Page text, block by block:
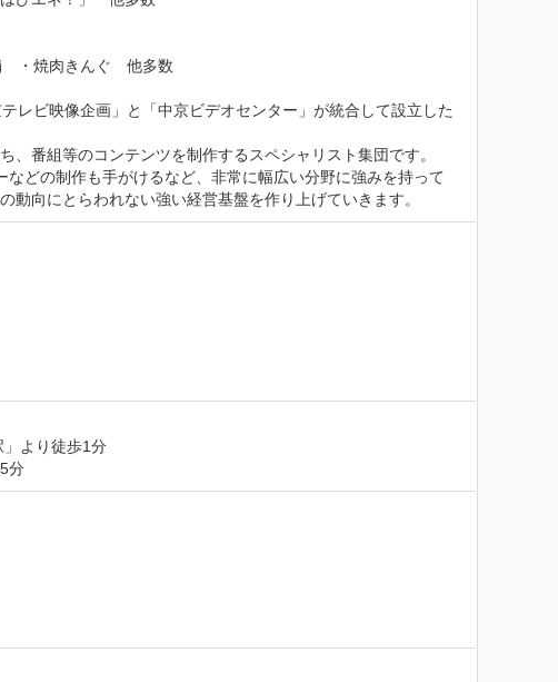
・焼肉きんぐ　他多数
レビ映像企画」と「中京ビデオセンター」が統合して設立した
番組等のコンテンツを制作するスペシャリスト集団です。
どの制作も手がけるなど、非常に幅広い分野に強みを持って
向にとらわれない強い経営基盤を作り上げていきます。
」より徒歩1分
分